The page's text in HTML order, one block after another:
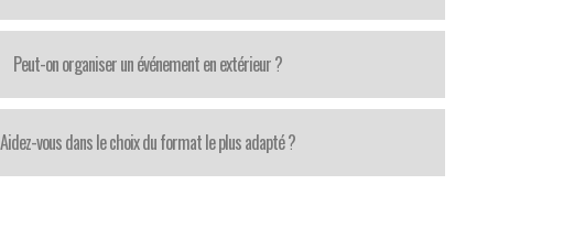
Peut-on organiser un événement en extérieur ?
Aidez-vous dans le choix du format le plus adapté ?